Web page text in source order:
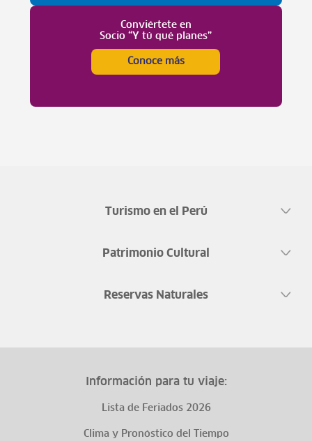
Conviértete en
Socio “Y tú qué planes”
Conoce más
Turismo en el Perú
Patrimonio Cultural
Reservas Naturales
Información para tu viaje:
Lista de Feriados 2026
Clima y Pronóstico del Tiempo